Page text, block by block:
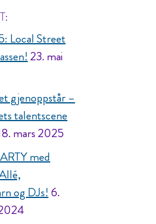
Local Street
23. mai
gjenoppstår –
talentscene
mars 2025
med
og DJs! 6.